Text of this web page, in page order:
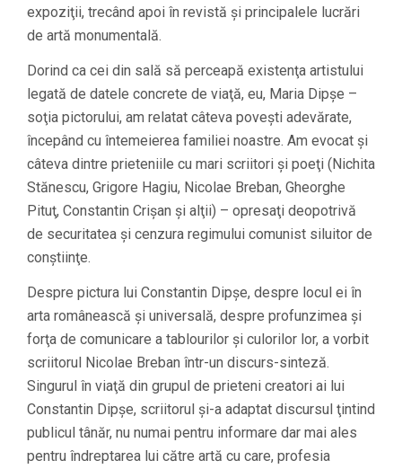
expoziţii, trecând apoi în revistă şi principalele lucrări
de artă monumentală.
Dorind ca cei din sală să perceapă existenţa artistului
legată de datele concrete de viaţă, eu, Maria Dipşe –
soţia pictorului, am relatat câteva poveşti adevărate,
începând cu întemeierea familiei noastre. Am evocat şi
câteva dintre prieteniile cu mari scriitori şi poeţi (Nichita
Stănescu, Grigore Hagiu, Nicolae Breban, Gheorghe
Pituţ, Constantin Crişan şi alţii) – opresaţi deopotrivă
de securitatea şi cenzura regimului comunist siluitor de
conştiinţe.
Despre pictura lui Constantin Dipşe, despre locul ei în
arta românească şi universală, despre profunzimea şi
forţa de comunicare a tablourilor şi culorilor lor, a vorbit
scriitorul Nicolae Breban într-un discurs-sinteză.
Singurul în viaţă din grupul de prieteni creatori ai lui
Constantin Dipşe, scriitorul şi-a adaptat discursul ţintind
publicul tânăr, nu numai pentru informare dar mai ales
pentru îndreptarea lui către artă cu care, profesia